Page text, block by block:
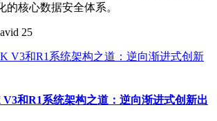
的核心数据安全体系。
25
和R1系统架构之道：逆向渐进式创新出